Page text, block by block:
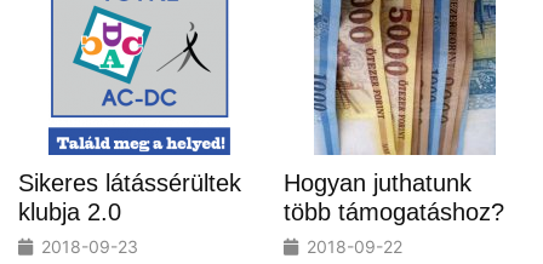
Sikeres látássérültek
klubja 2.0
2018-09-23
Hogyan juthatunk
több támogatáshoz?
2018-09-22